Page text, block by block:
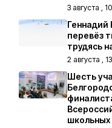
3 августа ,
Геннадий
перевёз
трудясь
2 августа ,
Шесть
школьных